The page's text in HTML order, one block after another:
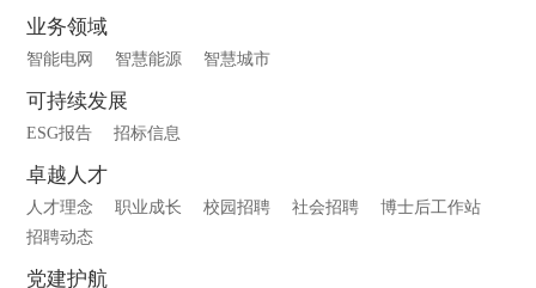
业务领域
智能电网 智慧能源 智慧城市
可持续发展
ESG报告 招标信息
卓越人才
人才理念 职业成长 校园招聘 社会招聘
博士后工作站
招聘动态
党建护航